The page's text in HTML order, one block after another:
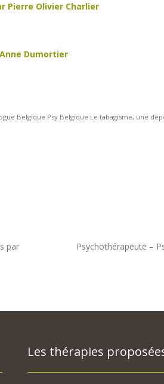
Pierre Olivier Charlier
Dumortier
Belgique Psy Belgique Le tabagisme, une
par
Psychothérapeute –
Les thérapies